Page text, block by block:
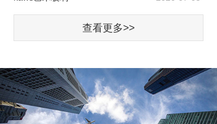
查看更多>>